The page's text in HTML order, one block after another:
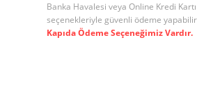
Banka Havalesi veya Online Kredi
seçenekleriyle güvenli ödeme
Kapıda Ödeme Seçeneğimiz Vardır.